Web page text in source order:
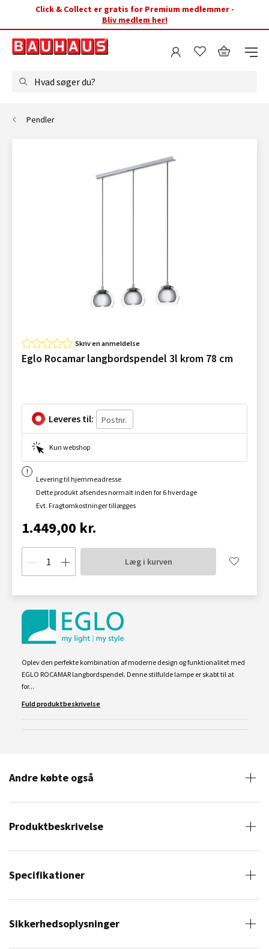
Click & Collect er gratis for Premium medlemmer -
Bliv medlem her!
Hvad søger du?
Pendler
Skriv en anmeldelse
Eglo Rocamar langbordspendel 3l krom 78 cm
Leveres til:
Kun webshop
Levering til hjemmeadresse
Dette produkt afsendes normalt inden for 6 hverdage
Evt. Fragtomkostninger tillægges
1.449,00 kr.
Læg i kurven
Oplev den perfekte kombination af moderne design og funktionalitet med
EGLO ROCAMAR langbordspendel. Denne stilfulde lampe er skabt til at
for...
Fuld produktbeskrivelse
Andre købte også
Produktbeskrivelse
Specifikationer
Sikkerhedsoplysninger